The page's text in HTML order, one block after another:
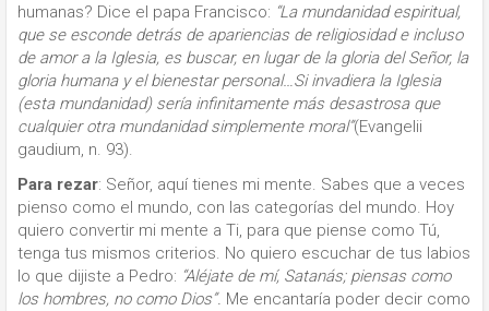
humanas? Dice el papa Francisco: “La mundanidad espiritual,
que se esconde detrás de apariencias de religiosidad e incluso
de amor a la Iglesia, es buscar, en lugar de la gloria del Señor, la
gloria humana y el bienestar personal…Si invadiera la Iglesia
(esta mundanidad) sería infinitamente más desastrosa que
cualquier otra mundanidad simplemente moral”(Evangelii
gaudium, n. 93).
Para rezar: Señor, aquí tienes mi mente. Sabes que a veces
pienso como el mundo, con las categorías del mundo. Hoy
quiero convertir mi mente a Ti, para que piense como Tú,
tenga tus mismos criterios. No quiero escuchar de tus labios
lo que dijiste a Pedro: “Aléjate de mí, Satanás; piensas como
los hombres, no como Dios”. Me encantaría poder decir como